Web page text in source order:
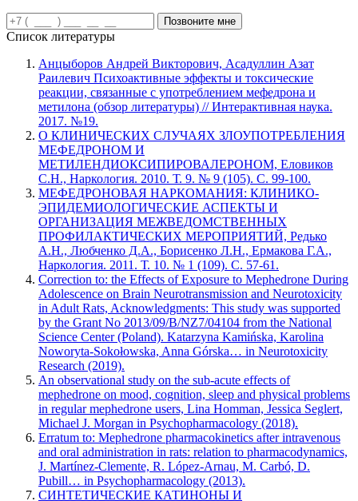
Позвоните мне
Список литературы
Анцыборов Андрей Викторович, Асадуллин Азат
Раилевич Психоактивные эффекты и токсические
реакции, связанные с употреблением мефедрона и
метилона (обзор литературы) // Интерактивная наука.
2017. №19.
О КЛИНИЧЕСКИХ СЛУЧАЯХ ЗЛОУПОТРЕБЛЕНИЯ
МЕФЕДРОНОМ И
МЕТИЛЕНДИОКСИПИРОВАЛЕРОНОМ, Еловиков
С.Н., Наркология. 2010. Т. 9. № 9 (105). С. 99-100.
МЕФЕДРОНОВАЯ НАРКОМАНИЯ: КЛИНИКО-
ЭПИДЕМИОЛОГИЧЕСКИЕ АСПЕКТЫ И
ОРГАНИЗАЦИЯ МЕЖВЕДОМСТВЕННЫХ
ПРОФИЛАКТИЧЕСКИХ МЕРОПРИЯТИЙ, Редько
А.Н., Любченко Д.А., Борисенко Л.Н., Ермакова Г.А.,
Наркология. 2011. Т. 10. № 1 (109). С. 57-61.
Correction to: the Effects of Exposure to Mephedrone During
Adolescence on Brain Neurotransmission and Neurotoxicity
in Adult Rats, Acknowledgments: This study was supported
by the Grant No 2013/09/B/NZ7/04104 from the National
Science Center (Poland). Katarzyna Kamińska, Karolina
Noworyta-Sokołowska, Anna Górska… in Neurotoxicity
Research (2019).
An observational study on the sub-acute effects of
mephedrone on mood, cognition, sleep and physical problems
in regular mephedrone users, Lina Homman, Jessica Seglert,
Michael J. Morgan in Psychopharmacology (2018).
Erratum to: Mephedrone pharmacokinetics after intravenous
and oral administration in rats: relation to pharmacodynamics,
J. Martínez-Clemente, R. López-Arnau, M. Carbó, D.
Pubill… in Psychopharmacology (2013).
СИНТЕТИЧЕСКИЕ КАТИНОНЫ И